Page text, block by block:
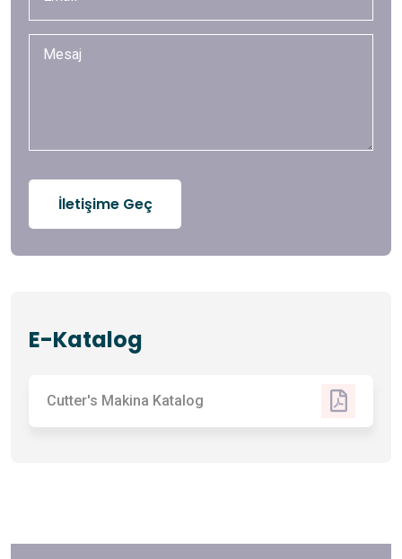
İletişime Geç
E-Katalog
Cutter's Makina Katalog